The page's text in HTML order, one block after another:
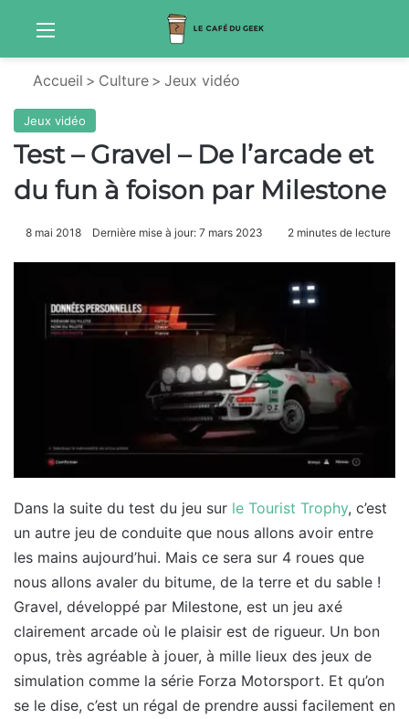
Accueil > Culture > Jeux vidéo
Jeux vidéo
Test – Gravel – De l’arcade et
du fun à foison par Milestone
8 mai 2018 Dernière mise à jour: 7 mars 2023 2 minutes de lecture
Dans la suite du test du jeu sur le Tourist Trophy, c’est
un autre jeu de conduite que nous allons avoir entre
les mains aujourd’hui. Mais ce sera sur 4 roues que
nous allons avaler du bitume, de la terre et du sable !
Gravel, développé par Milestone, est un jeu axé
clairement arcade où le plaisir est de rigueur. Un bon
opus, très agréable à jouer, à mille lieux des jeux de
simulation comme la série Forza Motorsport. Et qu’on
se le dise, c’est un régal de prendre aussi facilement en